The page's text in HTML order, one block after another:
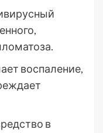
воспаление,
в